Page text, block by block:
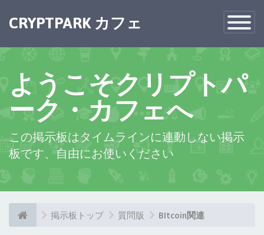
Toggle
CRYPTPARK カフェ
ようこそクリプトパ
ーク・カフェへ
この掲示板はタイムラインに連動しない掲示
板です、自由にお使いください
掲示板トップ 質問版 BItcoin関連